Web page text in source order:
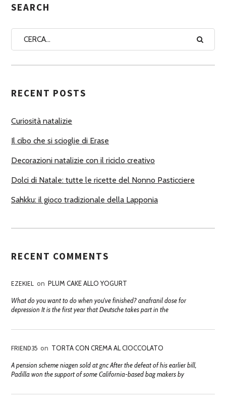
G
A
U
O
I
SEARCH
RECENT POSTS
Curiosità natalizie
Il cibo che si scioglie di Erase
Decorazioni natalizie con il riciclo creativo
Dolci di Natale: tutte le ricette del Nonno Pasticciere
Sahkku: il gioco tradizionale della Lapponia
RECENT COMMENTS
EZEKIEL on PLUM CAKE ALLO YOGURT
What do you want to do when you've finished? anafranil dose for
depression It is the first year that Deutsche takes part in the
FRIEND35 on TORTA CON CREMA AL CIOCCOLATO
A pension scheme niagen sold at gnc After the defeat of his earlier bill,
Padilla won the support of some California-based bag makers by